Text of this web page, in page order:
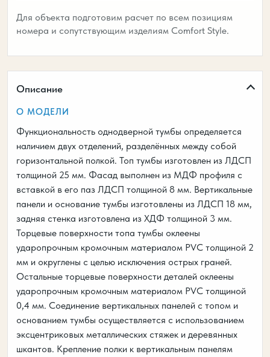
Для объекта подготовим расчет по всем позициям
номера и сопутствующим изделиям Comfort Style.
Описание
О МОДЕЛИ
Функциональность однодверной тумбы определяется
наличием двух отделений, разделённых между собой
горизонтальной полкой. Топ тумбы изготовлен из ЛДСП
толщиной 25 мм. Фасад выполнен из МДФ профиля с
вставкой в его паз ЛДСП толщиной 8 мм. Вертикальные
панели и основание тумбы изготовлены из ЛДСП 18 мм,
задняя стенка изготовлена из ХДФ толщиной 3 мм.
Торцевые поверхности топа тумбы оклеены
ударопрочным кромочным материалом PVC толщиной 2
мм и округлены с целью исключения острых граней.
Остальные торцевые поверхности деталей оклеены
ударопрочным кромочным материалом PVC толщиной
0,4 мм. Соединение вертикальных панелей с топом и
основанием тумбы осуществляется с использованием
эксцентриковых металлических стяжек и деревянных
шкантов. Крепление полки к вертикальным панелям